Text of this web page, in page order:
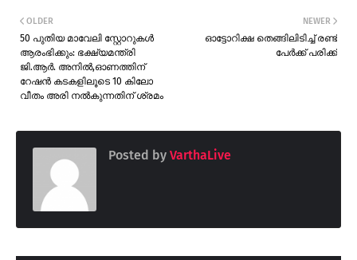
NEWER
ഓട്ടോറിക്ഷ തെങ്ങിലിടിച്ച് രണ്ട്
പേർക്ക് പരിക്ക്
OLDER
50 പുതിയ മാവേലി സ്റ്റോറുകൾ
ആരംഭിക്കും: ഭക്ഷ്യമന്ത്രി
ജി.ആർ. അനിൽ,ഓണത്തിന്
റേഷൻ കടകളിലൂടെ 10 കിലോ
വീതം അരി നൽകുന്നതിന് ശ്രമം
Posted by VarthaLive